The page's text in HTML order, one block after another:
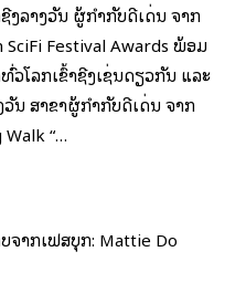
ງລາງວັນ ຜູ້ກຳກັບດີເດັ່ນ ຈາກ
Festival Awards ພ້ອມ
ໂລກເຂົ້າຊີງເຊັ່ນດຽວກັນ ແລະ
ນ ສາຂາຜູ້ກຳກັບດີເດັ່ນ ຈາກ
Walk “…
ຈາກເຟສບຸກ: Mattie Do